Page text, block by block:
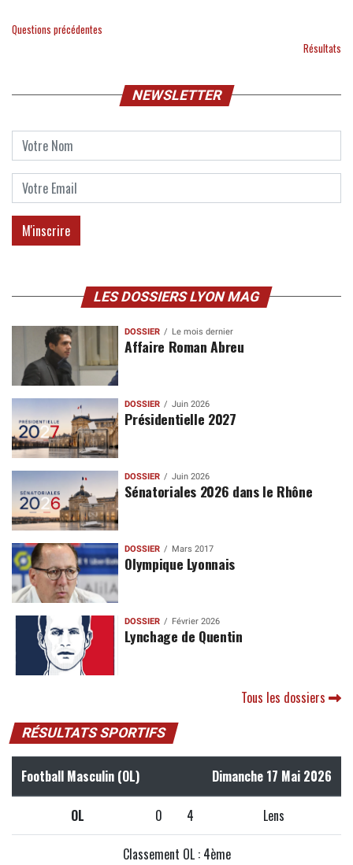
Questions précédentes
Résultats
NEWSLETTER
LES DOSSIERS LYON MAG
DOSSIER Le mois dernier
Affaire Roman Abreu
DOSSIER Juin 2026
Présidentielle 2027
DOSSIER Juin 2026
Sénatoriales 2026 dans le Rhône
DOSSIER Mars 2017
Olympique Lyonnais
DOSSIER Février 2026
Lynchage de Quentin
Tous les dossiers
RÉSULTATS SPORTIFS
Football Masculin (OL) Dimanche 17 Mai 2026
OL 0 4 Lens
Classement OL : 4ème